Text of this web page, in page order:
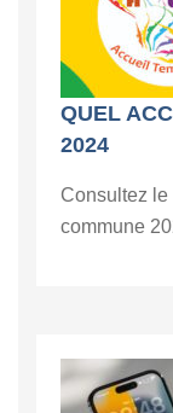
QUEL
2024
Consultez le
commune